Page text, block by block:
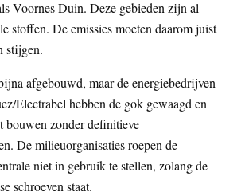
Voornes Duin. Deze gebieden zijn al
stoffen. De emissies moeten daarom juist
stijgen.
afgebouwd, maar de energiebedrijven
Electrabel hebben de gok gewaagd en
bouwen zonder definitieve
De milieuorganisaties roepen de
niet in gebruik te stellen, zolang de
schroeven staat.